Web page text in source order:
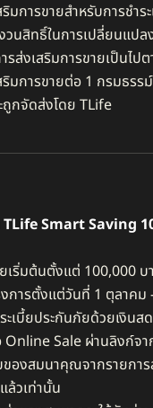
มการขายสำหรับการชำ
นสิทธิ์ในการเปลี่ยนแปล
ารส่งเสริมการขายเป็น
ริมการขายต่อ 1 กรมธร
ถูกจัดส่งโดย TLife
TLife Smart Saving
เริ่มต้นตั้งแต่ 100,000 บ
รงการตั้งแต่วันที่ 1 ตุลาค
ระเบี้ยประกันภัยด้วยเงิน
Online Sale ผ่านลิงก์
ของสมนาคุณจากรายกา
วเท่านั้น